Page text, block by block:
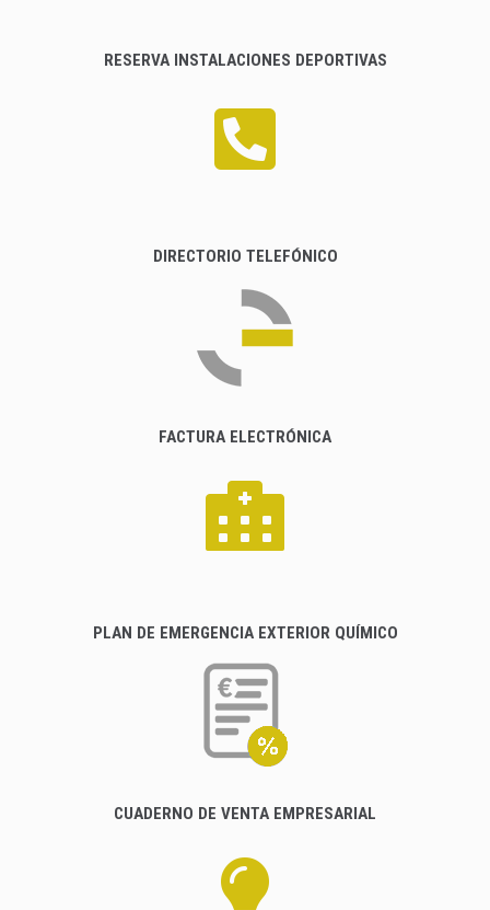
RESERVA INSTALACIONES DEPORTIVAS
DIRECTORIO TELEFÓNICO
FACTURA ELECTRÓNICA
PLAN DE EMERGENCIA EXTERIOR QUÍMICO
CUADERNO DE VENTA EMPRESARIAL